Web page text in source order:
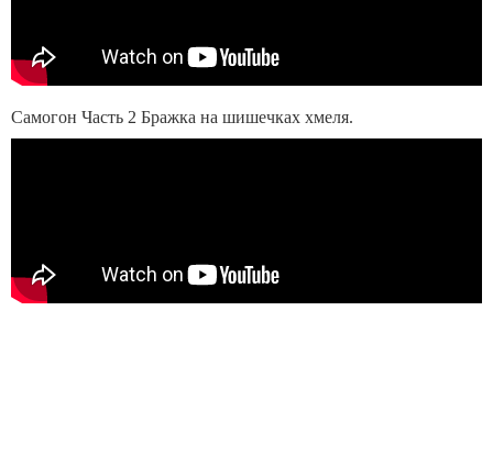
Самогон Часть 2 Бражка на шишечках хмеля.